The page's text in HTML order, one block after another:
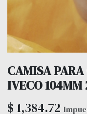
CAMISA
IVECO
$ 1,384.72